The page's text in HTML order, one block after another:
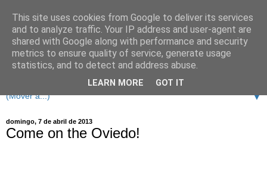
▼
domingo, 7 de abril de 2013
Come on the Oviedo!
This site uses cookies from Google to deliver its services
and to analyze traffic. Your IP address and user-agent are
shared with Google along with performance and security
metrics to ensure quality of service, generate usage
statistics, and to detect and address abuse.
LEARN MORE GOT IT